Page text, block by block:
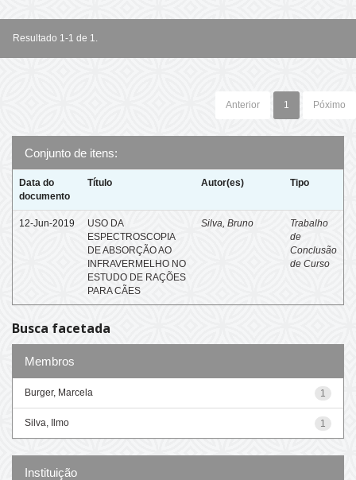
Resultado 1-1 de 1.
Anterior 1 Póximo
Conjunto de itens:
Data do
documento
Título Autor(es) Tipo
12-Jun-2019
USO DA
ESPECTROSCOPIA
DE ABSORÇÃO AO
INFRAVERMELHO NO
ESTUDO DE RAÇÕES
PARA CÃES
Silva, Bruno
Trabalho
de
Conclusão
de Curso
Busca facetada
Membros
1
Burger, Marcela
1
Silva, Ilmo
Instituição